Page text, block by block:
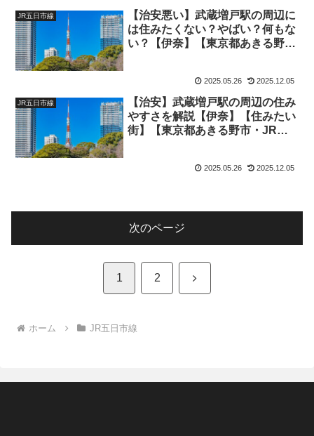
JR五日市線
【治安悪い】武蔵増戸駅の周辺に
は住みたくない？やばい？何もな
い？【伊奈】【東京都あきる野
2025.05.26 2025.12.05
JR五日市線
【治安】武蔵増戸駅の周辺の住み
やすさを解説【伊奈】【住みたい
街】【東京都あきる野市・JR五
2025.05.26 2025.12.05
次のページ
1 2 次
ホーム JR五日市線